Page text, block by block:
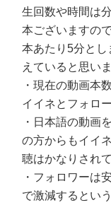
生回数や時間は
本ございますの
本あたり5分と
えていると思い
・現在の動画本
イイネとフォロ
・日本語の動画
の方からもイイ
聴はかなりされ
・フォロワーは
で激減するとい